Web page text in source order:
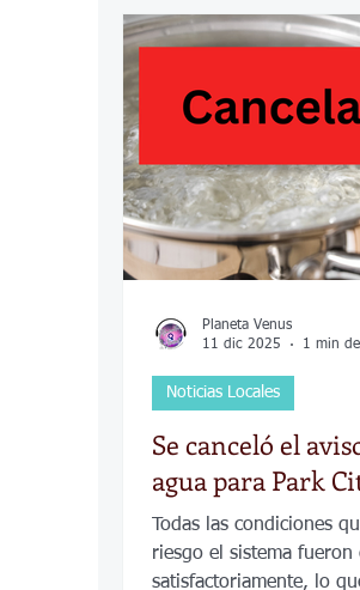
Español Educación
COVID-19 Política
Desamparados
Se canceló el
agua para Park
Todas las condiciones
riesgo el sistema fueron
satisfactoriamente, lo
Noticias Locales
Planeta Venus
11 dic 2025
1 min